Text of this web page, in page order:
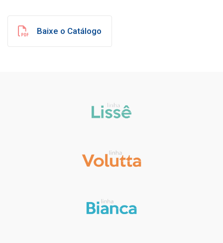
Baixe o Catálogo